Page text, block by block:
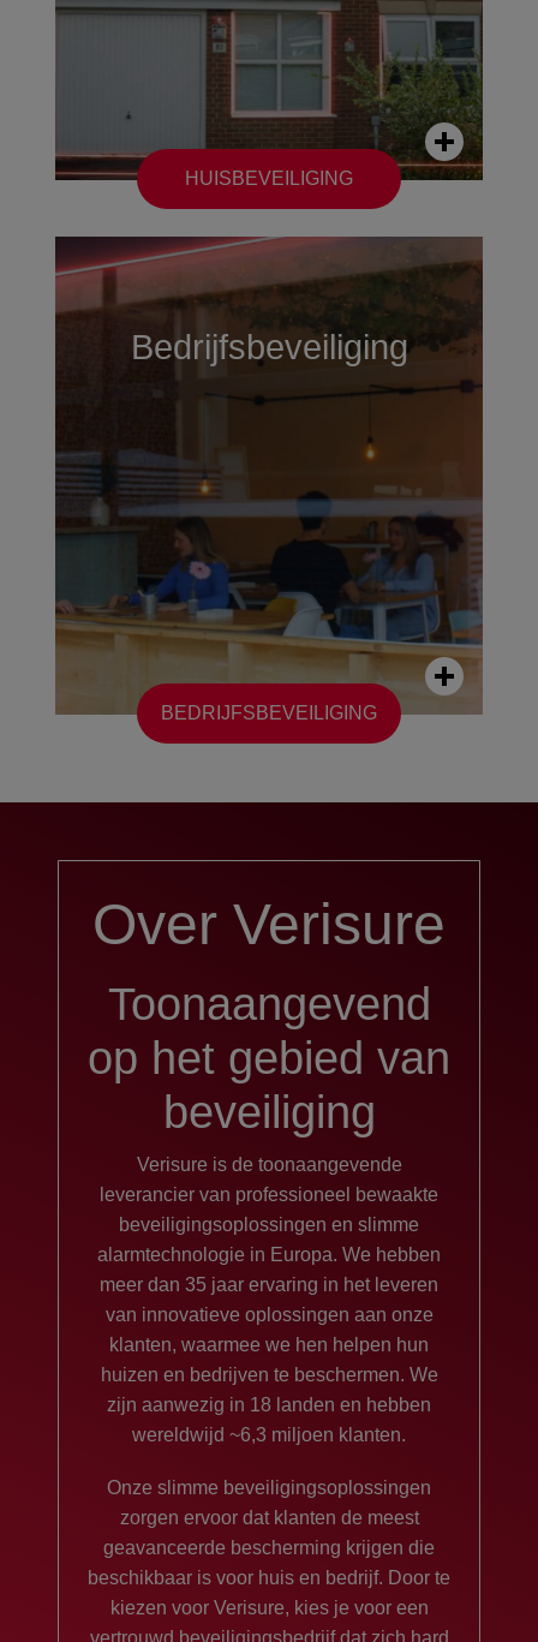
HUISBEVEILIGING
Bedrijfsbeveiliging
BEDRIJFSBEVEILIGING
Over Verisure
Toonaangevend
op het gebied van
beveiliging
Verisure is de toonaangevende
leverancier van professioneel bewaakte
beveiligingsoplossingen en slimme
alarmtechnologie in Europa. We hebben
meer dan 35 jaar ervaring in het leveren
van innovatieve oplossingen aan onze
klanten, waarmee we hen helpen hun
huizen en bedrijven te beschermen. We
zijn aanwezig in 18 landen en hebben
wereldwijd ~6,3 miljoen klanten.
Onze slimme beveiligingsoplossingen
zorgen ervoor dat klanten de meest
geavanceerde bescherming krijgen die
beschikbaar is voor huis en bedrijf. Door te
kiezen voor Verisure, kies je voor een
vertrouwd beveiligingsbedrijf dat zich hard